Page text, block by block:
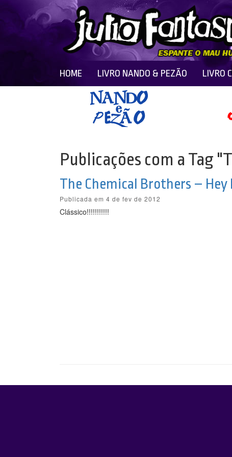
HOME LIVRO NANDO & PEZÃO LIVRO
Publicações com a Tag
The Chemical Brothers – Hey
Publicada em 4 de fev de 2012
Clássico!!!!!!!!!!!